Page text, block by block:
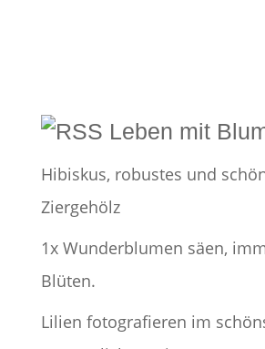
Leben mit
Hibiskus, robustes und
Ziergehölz
1x Wunderblumen säen,
Blüten.
Lilien fotografieren im